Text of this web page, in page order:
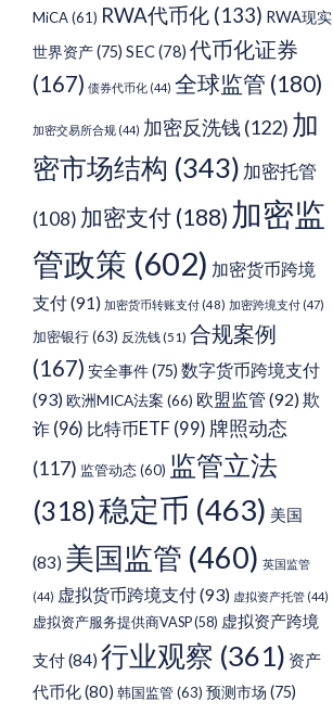
MiCA(61) RWA代币化 (133) RWA现实
世界资产(75) SEC(78) 代币化证券
(167) 债券代币化 (44) 全球监管 (180)
加密交易所合规 (44) 加密反洗钱 (122) 加
密市场结构 (343) 加密托管
(108) 加密支付 (188) 加密监
管政策 (602) 加密货币跨境
支付(91) 加密货币转账支付 (48) 加密跨境支付 (47)
加密银行(63) 反洗钱(51) 合规案例
(167) 安全事件(75) 数字货币跨境支付
(93)欧洲MICA法案 (66) 欧盟监管 (92)欺
诈 (96) 比特币ETF (99) 牌照动态
(117) 监管动态(60) 监管立法
(318)稳定币 (463) 美国
(83) 美国监管 (460) 英国监管
(44) 虚拟货币跨境支付(93) 虚拟资产托管 (44)
虚拟资产服务提供商VASP(58) 虚拟资产跨境
支付(84) 行业观察 (361) 资产
代币化(80) 韩国监管(63) 预测市场 (75)